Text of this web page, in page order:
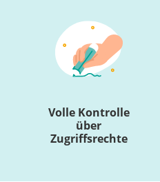
Volle Kontrolle
über
Zugriffsrechte